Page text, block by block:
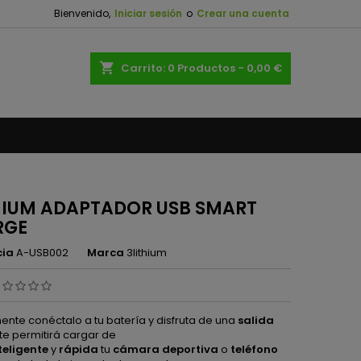
Bienvenido, Iniciar sesión o Crear una cuenta
shopping_cart Carrito: 0 Productos - 0,00 €
ADAPTADOR USB SMART
A-USB002 Marca 3lithium
conéctalo a tu batería y disfruta de una salida
permitirá cargar de
y rápida tu cámara deportiva o teléfono